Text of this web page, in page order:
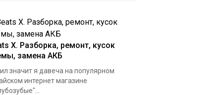
X. Разборка, ремонт, кусок
замена АКБ
значит я давеча на популярном
интернет магазине